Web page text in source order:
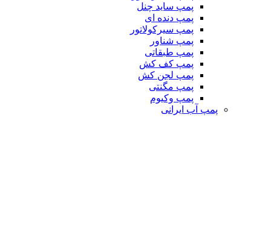
پمپ ساید چنل
پمپ دنده ای
پمپ سیرکولاتور
پمپ شناور
پمپ طبقاتی
پمپ کف کش
پمپ لجن کش
پمپ مگنتی
پمپ وکیوم
پمپ آب ایرانی